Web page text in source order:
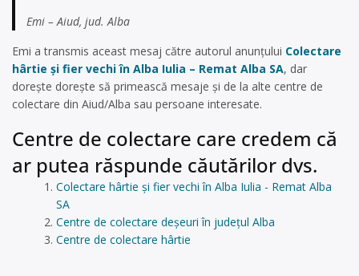
Emi – Aiud, jud. Alba
Emi a transmis aceast mesaj către autorul anunțului Colectare
hârtie și fier vechi în Alba Iulia – Remat Alba SA, dar
dorește dorește să primească mesaje și de la alte centre de
colectare din Aiud/Alba sau persoane interesate.
Centre de colectare care credem că
ar putea răspunde căutărilor dvs.
Colectare hârtie și fier vechi în Alba Iulia - Remat Alba
SA
Centre de colectare deșeuri în județul Alba
Centre de colectare hârtie